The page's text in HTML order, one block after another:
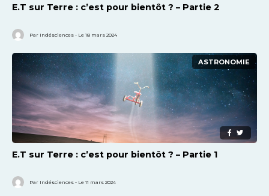
E.T sur Terre : c’est pour bientôt ? – Partie 2
Par Indésciences - Le 18 mars 2024
ASTRONOMIE
E.T sur Terre : c’est pour bientôt ? – Partie 1
Par Indésciences - Le 11 mars 2024